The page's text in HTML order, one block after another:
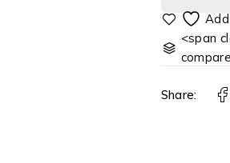
<span
Share: